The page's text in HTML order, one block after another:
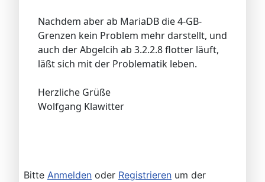
Nachdem aber ab MariaDB die 4-GB-
Grenzen kein Problem mehr darstellt, und
auch der Abgelcih ab 3.2.2.8 flotter läuft,
läßt sich mit der Problematik leben.
Herzliche Grüße
Wolfgang Klawitter
Bitte Anmelden oder Registrieren um der